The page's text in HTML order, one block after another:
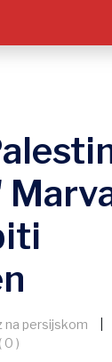
na persijskom
( 0 )